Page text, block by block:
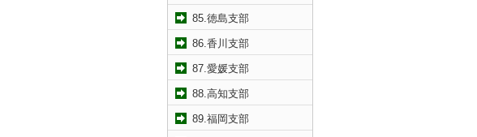
85.徳島支部
86.香川支部
87.愛媛支部
88.高知支部
89.福岡支部